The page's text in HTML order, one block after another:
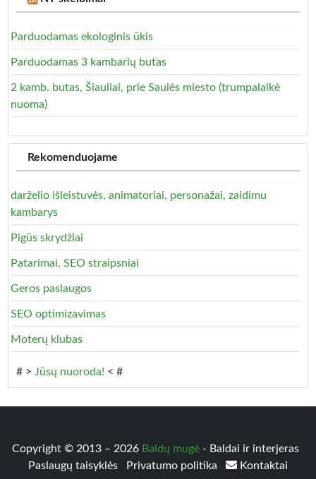
Parduodamas ekologinis ūkis
Parduodamas 3 kambarių butas
2 kamb. butas, Šiauliai, prie Saulės miesto (trumpalaikė
nuoma)
Rekomenduojame
darželio išleistuvės, animatoriai, personažai, zaidimu
kambarys
Pigūs skrydžiai
Patarimai, SEO straipsniai
Geros paslaugos
SEO optimizavimas
Moterų klubas
# > Jūsų nuoroda! < #
Copyright © 2013 – 2026 Baldų mugė - Baldai ir interjeras
Paslaugų taisyklės
Privatumo politika Kontaktai